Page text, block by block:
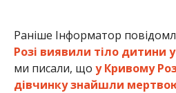
Раніше Інформатор
Розі виявили тіло дитини у
ми писали, що у Кривому
дівчинку знайшли